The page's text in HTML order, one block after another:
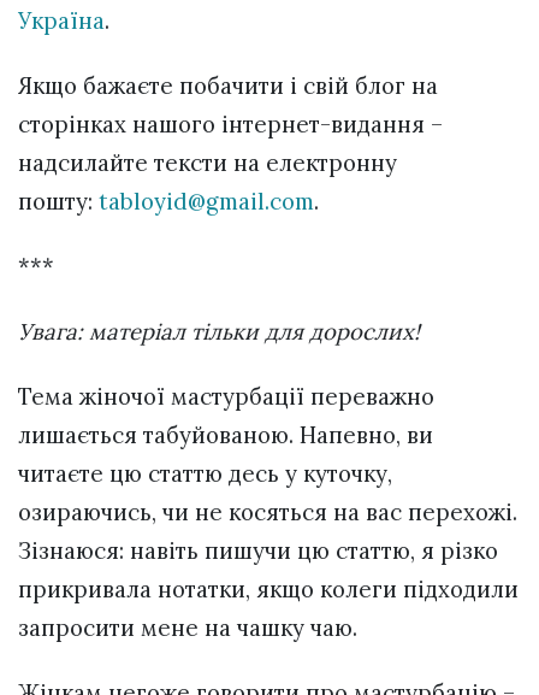
Україна.
Якщо бажаєте побачити і свій блог на
сторінках нашого інтернет-видання –
надсилайте тексти на електронну
пошту: tabloyid@gmail.com.
***
Увага: матеріал тільки для дорослих!
Тема жіночої мастурбації переважно
лишається табуйованою. Напевно, ви
читаєте цю статтю десь у куточку,
озираючись, чи не косяться на вас перехожі.
Зізнаюся: навіть пишучи цю статтю, я різко
прикривала нотатки, якщо колеги підходили
запросити мене на чашку чаю.